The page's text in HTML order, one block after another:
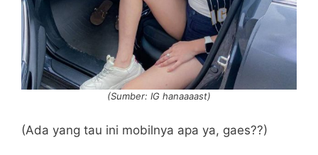
(Sumber: IG hanaaaast)
(Ada yang tau ini mobilnya apa ya, gaes??)